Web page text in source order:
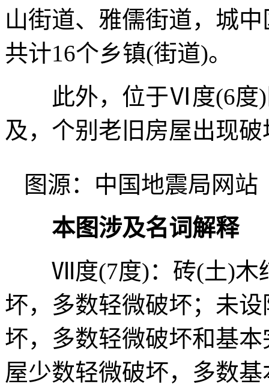
山街道、雅儒街道，城
共计16个乡镇(街道)。
此外，位于Ⅵ度(6度)
及，个别老旧房屋出现
图源：中国地震局网站
本图涉及名词解释
Ⅶ度(7度)：砖(土)木
坏，多数轻微破坏；未
坏，多数轻微破坏和基
屋少数轻微破坏，多数